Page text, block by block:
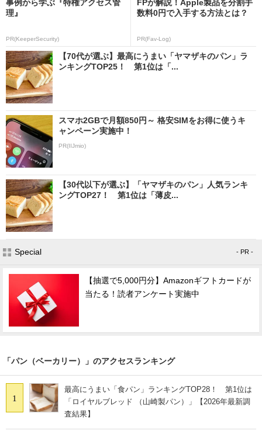
事例から学ぶ『特権アクセス管
理』
PR(KeeperSecurity)
FPが解説！Apple製品を分割手
数料0円で入手する方法とは？
PR(Fav-Log)
【70代が選ぶ】最高にうまい「ヤマザキのパン」ラ
ンキングTOP25！ 第1位は「...
スマホ2GBで月額850円～ 格安SIMをお得に使うキ
ャンペーン実施中！
PR(IIJmio)
【30代以下が選ぶ】「ヤマザキのパン」人気ランキ
ングTOP27！ 第1位は「薄皮...
Special - PR -
【抽選で5,000円分】Amazonギフトカードが
当たる！読者アンケート実施中
「パン（ベーカリー）」のアクセスランキング
1
最高にうまい「食パン」ランキングTOP28！ 第1位は
「ロイヤルブレッド （山崎製パン）」【2026年最新調
査結果】